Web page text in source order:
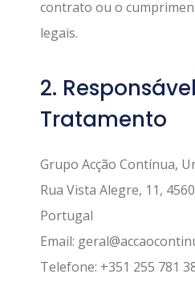
contrato ou o
legais.
2.
Tratamento
Grupo Acção Contínua,
Rua Vista Alegre, 11,
Portugal
Email:
Telefone: +351 255 781